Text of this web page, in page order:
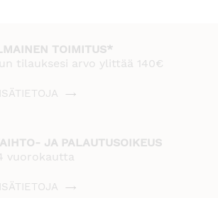
TOIMITUS*
tilauksesi arvo ylittää 140€
JA PALAUTUSOIKEUS
vuorokautta